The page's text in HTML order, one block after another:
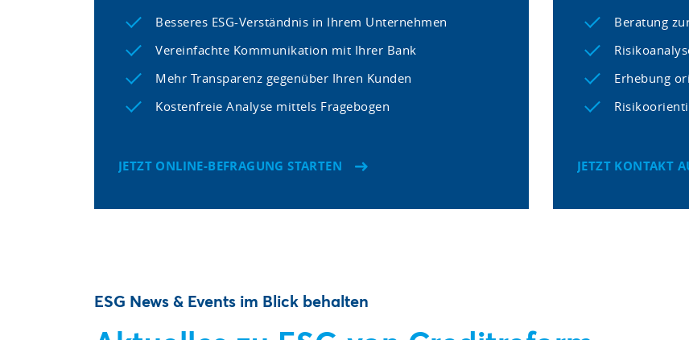
Besseres ESG-Verständnis in Ihrem Unternehmen
Vereinfachte Kommunikation mit Ihrer Bank
Mehr Transparenz gegenüber Ihren Kunden
Kostenfreie Analyse mittels Fragebogen
JETZT ONLINE-BEFRAGUNG STARTEN
Beratung
Erhebung
JETZT KONTAKT
ESG News & Events im Blick behalten